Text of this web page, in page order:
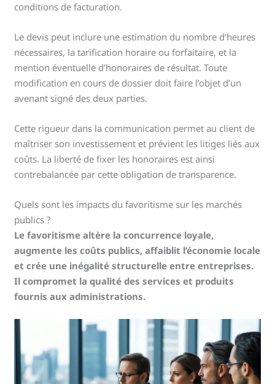
conditions de facturation.
Le devis peut inclure une estimation du nombre d’heures
nécessaires, la tarification horaire ou forfaitaire, et la
mention éventuelle d’honoraires de résultat. Toute
modification en cours de dossier doit faire l’objet d’un
avenant signé des deux parties.
Cette rigueur dans la communication permet au client de
maîtriser son investissement et prévient les litiges liés aux
coûts. La liberté de fixer les honoraires est ainsi
contrebalancée par cette obligation de transparence.
Quels sont les impacts du favoritisme sur les marchés
publics ?
Le favoritisme altère la concurrence loyale,
augmente les coûts publics, affaiblit l’économie locale
et crée une inégalité structurelle entre entreprises.
Il compromet la qualité des services et produits
fournis aux administrations.